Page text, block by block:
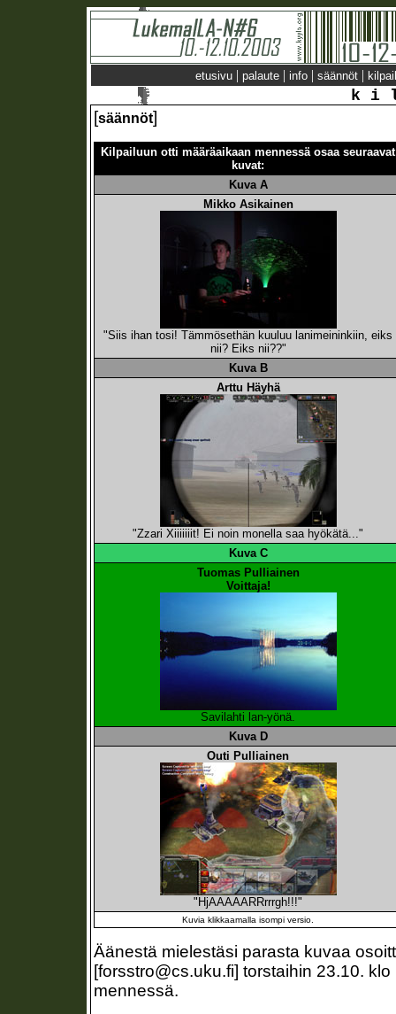
etusivu| palaute| info| säännöt|
k i
[säännöt]
Kilpailuun otti määräaikaan mennessä osaa seuraavat
kuvat:
Kuva A
Mikko Asikainen
"Siis ihan tosi! Tämmösethän kuuluu lanimeininkiin, eiks
nii? Eiks nii??"
Kuva B
Arttu Häyhä
"Zzari Xiiiiiiit! Ei noin monella saa hyökätä..."
Kuva C
Tuomas Pulliainen
Voittaja!
Savilahti lan-yönä.
Kuva D
Outi Pulliainen
"HjAAAAARRrrrgh!!!"
Kuvia klikkaamalla isompi versio.
Äänestä mielestäsi parasta kuvaa
[forsstro@cs.uku.fi] torstaihin 23.10. klo
mennessä.